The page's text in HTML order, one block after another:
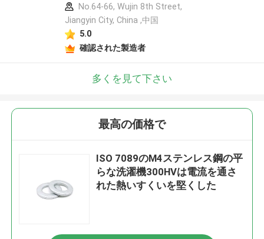
No.64-66, Wujin 8th Street,
Jiangyin City, China ,中国
5.0
確認された製造者
多くを見て下さい
最高の価格で
ISO 7089のM4ステンレス鋼の平
らな洗濯機300HVは電流を通さ
れた熱いすくいを堅くした